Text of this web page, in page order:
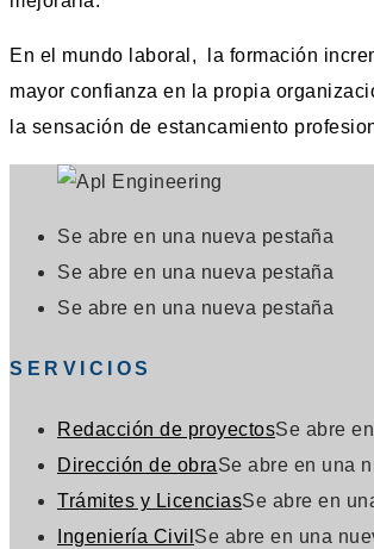
En el mundo laboral, la formación
mayor confianza en la propia
la sensación de estancamiento
Se abre en una nueva pestaña
Se abre en una nueva pestaña
Se abre en una nueva pestaña
SERVICIOS
Redacción de proyectosSe abre
Dirección de obraSe abre en una
Trámites y LicenciasSe abre en
Ingeniería Civil Se abre en una